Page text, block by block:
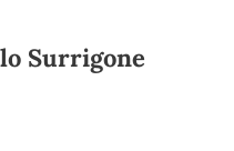
Surrigone